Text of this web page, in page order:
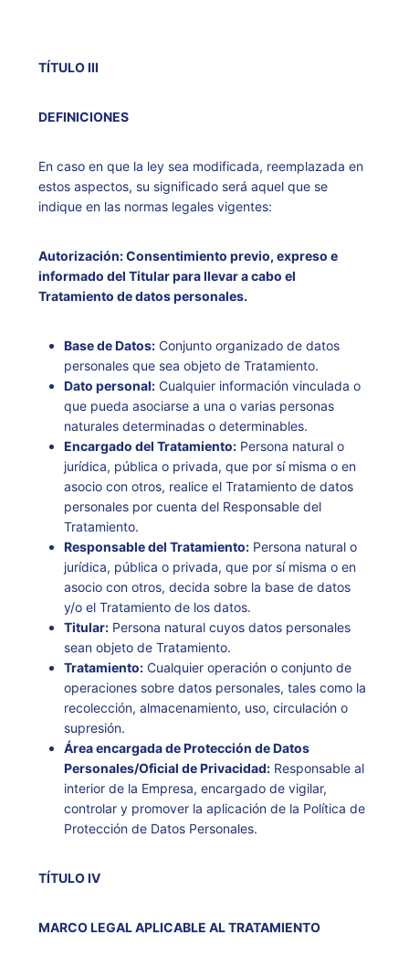
TÍTULO III
DEFINICIONES
En caso en que la ley sea modificada, reemplazada en
estos aspectos, su significado será aquel que se
indique en las normas legales vigentes:
Autorización: Consentimiento previo, expreso e
informado del Titular para llevar a cabo el
Tratamiento de datos personales.
Base de Datos: Conjunto organizado de datos
personales que sea objeto de Tratamiento.
Dato personal: Cualquier información vinculada o
que pueda asociarse a una o varias personas
naturales determinadas o determinables.
Encargado del Tratamiento: Persona natural o
jurídica, pública o privada, que por sí misma o en
asocio con otros, realice el Tratamiento de datos
personales por cuenta del Responsable del
Tratamiento.
Responsable del Tratamiento: Persona natural o
jurídica, pública o privada, que por sí misma o en
asocio con otros, decida sobre la base de datos
y/o el Tratamiento de los datos.
Titular: Persona natural cuyos datos personales
sean objeto de Tratamiento.
Tratamiento: Cualquier operación o conjunto de
operaciones sobre datos personales, tales como la
recolección, almacenamiento, uso, circulación o
supresión.
Área encargada de Protección de Datos
Personales/Oficial de Privacidad: Responsable al
interior de la Empresa, encargado de vigilar,
controlar y promover la aplicación de la Política de
Protección de Datos Personales.
TÍTULO IV
MARCO LEGAL APLICABLE AL TRATAMIENTO